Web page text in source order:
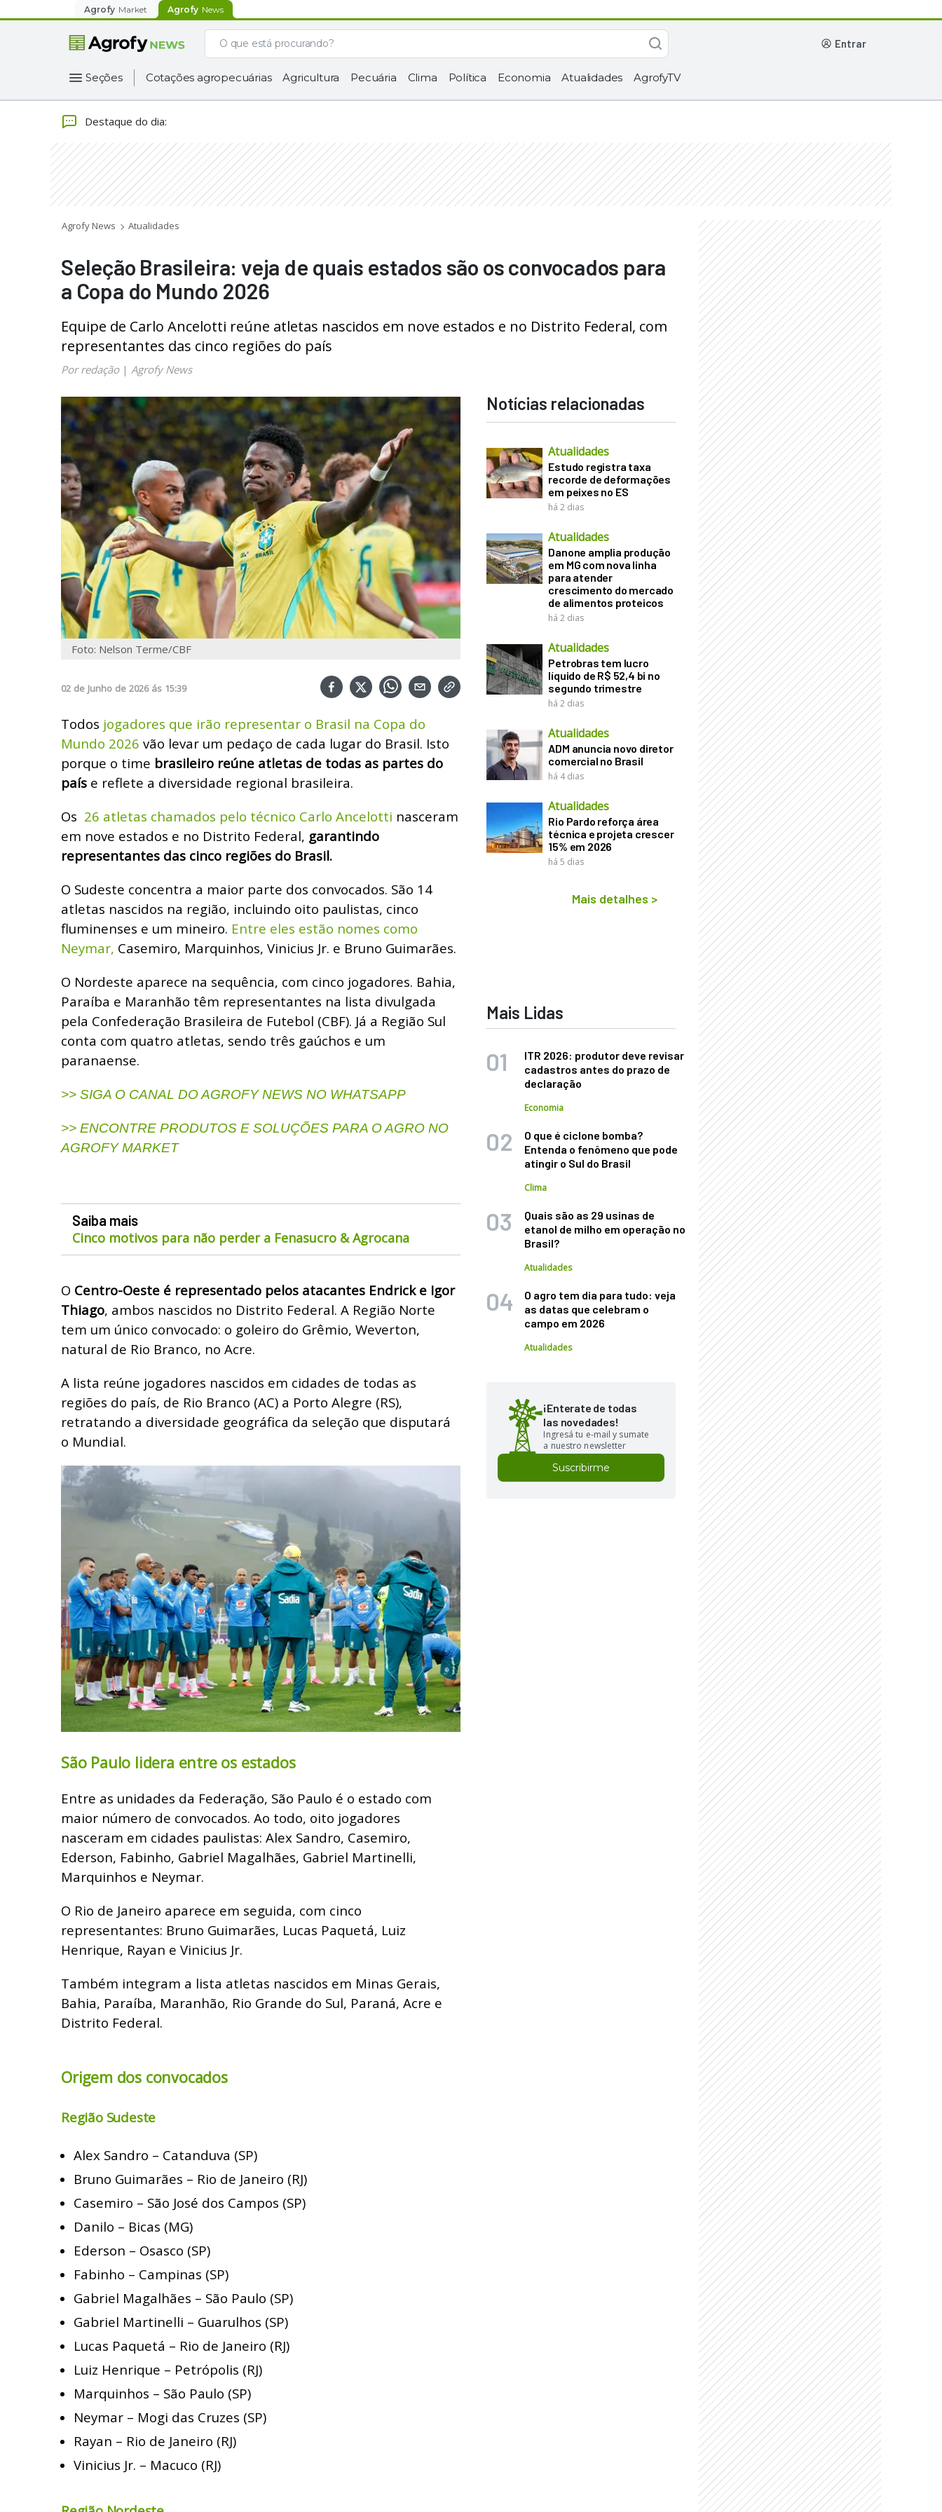
Agrofy Market Agrofy News
entrar
Seções Cotações agropecuárias Agricultura Pecuária Clima Política Economia Atualidades AgrofyTV
Destaque do dia:
Agrofy News Atualidades
Seleção Brasileira: veja de quais estados são os convocados para
a Copa do Mundo 2026
Equipe de Carlo Ancelotti reúne atletas nascidos em nove estados e no Distrito Federal, com
representantes das cinco regiões do país
Por redação| Agrofy News
Foto: Nelson Terme/CBF
02 de Junho de 2026 ás 15:39
Todos jogadores que irão representar o Brasil na Copa do
Mundo 2026 vão levar um pedaço de cada lugar do Brasil. Isto
porque o time brasileiro reúne atletas de todas as partes do
país e reflete a diversidade regional brasileira.
Os 26 atletas chamados pelo técnico Carlo Ancelotti nasceram
em nove estados e no Distrito Federal, garantindo
representantes das cinco regiões do Brasil.
O Sudeste concentra a maior parte dos convocados. São 14
atletas nascidos na região, incluindo oito paulistas, cinco
fluminenses e um mineiro. Entre eles estão nomes como
Neymar, Casemiro, Marquinhos, Vinicius Jr. e Bruno Guimarães.
O Nordeste aparece na sequência, com cinco jogadores. Bahia,
Paraíba e Maranhão têm representantes na lista divulgada
pela Confederação Brasileira de Futebol (CBF). Já a Região Sul
conta com quatro atletas, sendo três gaúchos e um
paranaense.
>> SIGA O CANAL DO AGROFY NEWS NO WHATSAPP
>> ENCONTRE PRODUTOS E SOLUÇÕES PARA O AGRO NO
AGROFY MARKET
Saiba mais
Cinco motivos para não perder a Fenasucro & Agrocana
O Centro-Oeste é representado pelos atacantes Endrick e Igor
Thiago, ambos nascidos no Distrito Federal. A Região Norte
tem um único convocado: o goleiro do Grêmio, Weverton,
natural de Rio Branco, no Acre.
A lista reúne jogadores nascidos em cidades de todas as
regiões do país, de Rio Branco (AC) a Porto Alegre (RS),
retratando a diversidade geográfica da seleção que disputará
o Mundial.
São Paulo lidera entre os estados
Entre as unidades da Federação, São Paulo é o estado com
maior número de convocados. Ao todo, oito jogadores
nasceram em cidades paulistas: Alex Sandro, Casemiro,
Ederson, Fabinho, Gabriel Magalhães, Gabriel Martinelli,
Marquinhos e Neymar.
O Rio de Janeiro aparece em seguida, com cinco
representantes: Bruno Guimarães, Lucas Paquetá, Luiz
Henrique, Rayan e Vinicius Jr.
Também integram a lista atletas nascidos em Minas Gerais,
Bahia, Paraíba, Maranhão, Rio Grande do Sul, Paraná, Acre e
Distrito Federal.
Origem dos convocados
Região Sudeste
Alex Sandro – Catanduva (SP)
Bruno Guimarães – Rio de Janeiro (RJ)
Casemiro – São José dos Campos (SP)
Danilo – Bicas (MG)
Ederson – Osasco (SP)
Fabinho – Campinas (SP)
Gabriel Magalhães – São Paulo (SP)
Gabriel Martinelli – Guarulhos (SP)
Lucas Paquetá – Rio de Janeiro (RJ)
Luiz Henrique – Petrópolis (RJ)
Marquinhos – São Paulo (SP)
Neymar – Mogi das Cruzes (SP)
Rayan – Rio de Janeiro (RJ)
Vinicius Jr. – Macuco (RJ)
Notícias relacionadas
Atualidades
Estudo registra taxa
recorde de deformações
em peixes no ES
há 2 dias
Atualidades
Danone amplia produção
em MG com nova linha
para atender
crescimento do mercado
de alimentos proteicos
há 2 dias
Atualidades
Petrobras tem lucro
líquido de R$ 52,4 bi no
segundo trimestre
há 2 dias
Atualidades
ADM anuncia novo diretor
comercial no Brasil
há 4 dias
Atualidades
Rio Pardo reforça área
técnica e projeta crescer
15% em 2026
há 5 dias
Mais detalhes >
Mais Lidas
ITR 2026: produtor deve revisar
cadastros antes do prazo de
declaração
Economia
O que é ciclone bomba?
Entenda o fenômeno que pode
atingir o Sul do Brasil
Clima
Quais são as 29 usinas de
etanol de milho em operação no
Brasil?
Atualidades
O agro tem dia para tudo: veja
as datas que celebram o
campo em 2026
Atualidades
¡Enterate de todas
las novedades!
Ingresá tu e-mail y sumate
a nuestro newsletter
Suscribirme